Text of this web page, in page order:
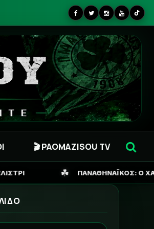
🎬 PAOMAZISOU TV
Ο ΧΑΦ ΠΟΥ ΕΧΕΙ «ΚΥΚΛΩΣΕΙ»